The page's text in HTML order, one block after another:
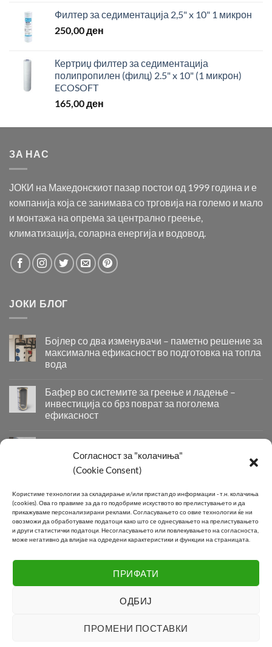
Согласност за "колачиња"
(Cookie Consent)
Kористиме технологии за складирање и/или пристап до информации - т.н. колачиња
(cookies).Ова го правиме за да го подобриме искуството во прелистувањето и да
прикажуваме персонализирани реклами.Согласувањето со овие технологии ќе ни
овозможи да обработуваме податоци како што се однесувањето на прелистувањето
и други статистички податоци.Несогласувањето или повлекувањето на согласноста,
може негативно да влијае на одредени карактеристики и функции на страницата.
ПРИФАТИ
ОДБИЈ
ПРОМЕНИ ПОСТАВКИ
Филтер за седиментација 2,5" x 10" 1 микрон
250,00ден
Кертриџ филтер за седиментација
полипропилен (филц) 2.5" x 10" (1 микрон)
ECOSOFT
165,00ден
ЗА НАС
ЈОКИ на Македонскиот пазар постои од 1999 година и е
компанија која се занимава со трговија на големо и мало
и монтажа на опрема за централно греење,
климатизација, соларна енергија и водовод.
ЈОКИ БЛОГ
Бојлер со два изменувачи – паметно решение за
максимална ефикасност во подготовка на топла
вода
со
изменувачи
–
решение
максимална
ефикасност
подготовка
на
топла
вода
Бафер во системите за греење и ладење –
инвестиција со брз поврат за поголема
ефикасност
во
–
инвестиција
со
брз
поврат
Системи за Греење и Ладење
Придобивки
Современи
Системи
за
Греење
Ладење
КОНТАКТ
Телефон:+389 2 2581 800
+389 2 2550 118